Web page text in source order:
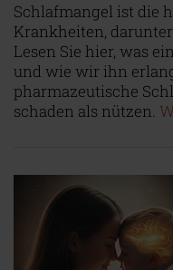
Schlafmangel ist die
Krankheiten,
Lesen Sie hier, was
und wie wir ihn
pharmazeutische
schaden als nützen.